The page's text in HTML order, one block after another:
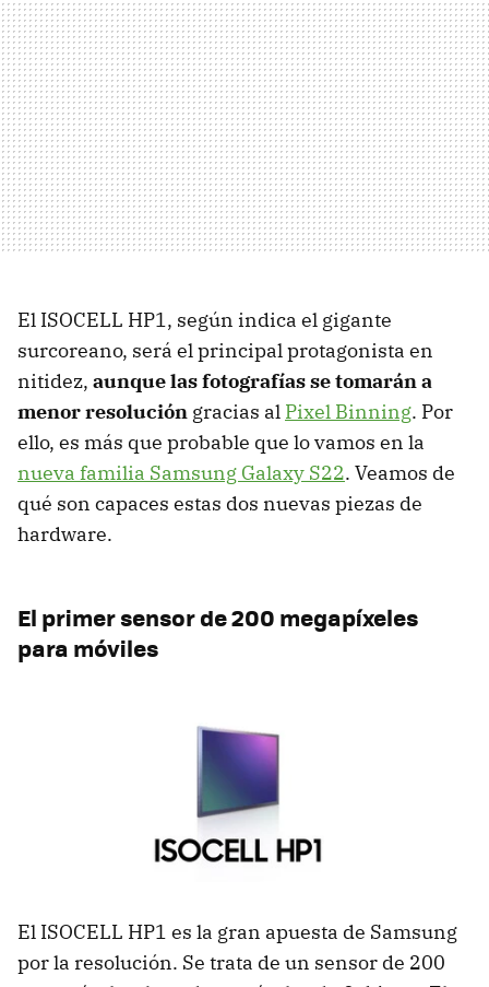
El ISOCELL HP1, según indica el gigante
surcoreano, será el principal protagonista en
nitidez, aunque las fotografías se tomarán a
menor resolución gracias al Pixel Binning. Por
ello, es más que probable que lo vamos en la
nueva familia Samsung Galaxy S22. Veamos de
qué son capaces estas dos nuevas piezas de
hardware.
El primer sensor de 200 megapíxeles
para móviles
El ISOCELL HP1 es la gran apuesta de Samsung
por la resolución. Se trata de un sensor de 200